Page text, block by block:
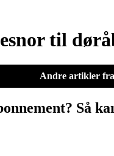
til
Andre artikler fra
Så